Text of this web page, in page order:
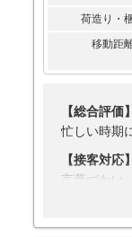
荷造り・
移動距
【総合評価】
忙しい時期
【接客対応】
言葉づかい
丁寧